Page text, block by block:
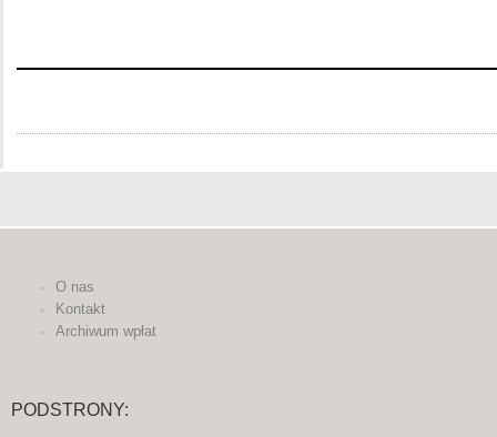
O nas
Kontakt
Archiwum wpłat
PODSTRONY: